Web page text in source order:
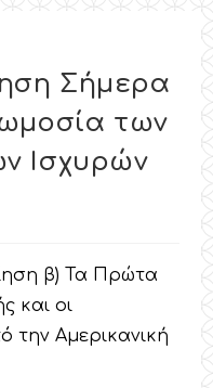
Σήμερα
των
Ισχυρών
β) Τα Πρώτα
και οι
την Αμερικανική